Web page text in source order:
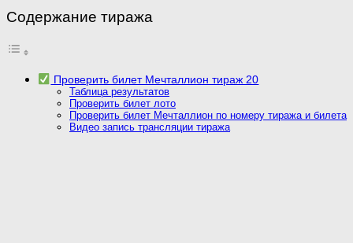
Содержание тиража
Проверить билет Мечталлион тираж 20
Таблица результатов
Проверить билет лото
Проверить билет Мечталлион по номеру тиража и билета
Видео запись трансляции тиража